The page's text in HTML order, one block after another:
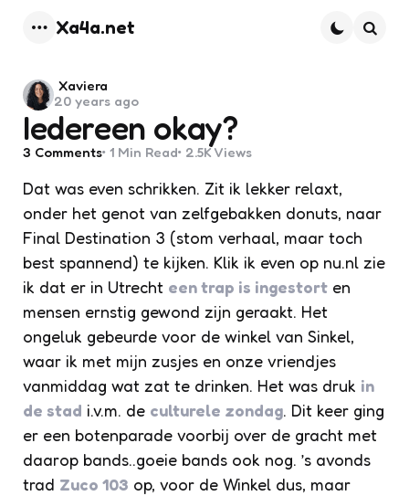
Xa4a.net
Iedereen okay?
Posted
by
Xaviera
20 years ago
3 Comments 1 Min Read 2.5KViews
Dat was even schrikken. Zit ik lekker relaxt,
onder het genot van zelfgebakken donuts, naar
Final Destination 3 (stom verhaal, maar toch
best spannend) te kijken. Klik ik even op nu.nl zie
ik dat er in Utrecht een trap is ingestort en
mensen ernstig gewond zijn geraakt. Het
ongeluk gebeurde voor de winkel van Sinkel,
waar ik met mijn zusjes en onze vriendjes
vanmiddag wat zat te drinken. Het was druk in
de stad i.v.m. de culturele zondag. Dit keer ging
er een botenparade voorbij over de gracht met
daarop bands..goeie bands ook nog. ’s avonds
trad Zuco 103 op, voor de Winkel dus, maar